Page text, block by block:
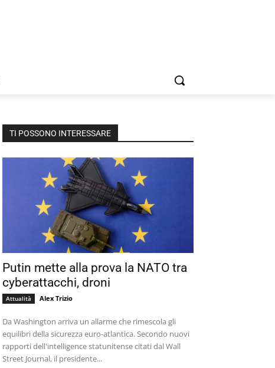
TI POSSONO INTERESSARE
Putin mette alla prova la NATO tra
cyberattacchi, droni
Attualità Alex Trizio
Da Washington arriva un allarme che rimescola gli
equilibri della sicurezza euro-atlantica. Secondo nuovi
rapporti dell'intelligence statunitense citati dal Wall
Street Journal, il presidente...